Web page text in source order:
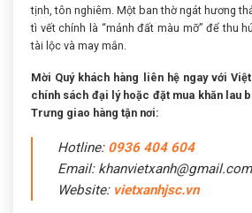
tịnh, tôn nghiêm. Một ban thờ ngát hương
tì vết chính là “mảnh đất màu mỡ” để thu
tài lộc và may mắn.
Mời Quý khách hàng liên hệ ngay với
chính sách đại lý hoặc đặt mua khăn lau
Trưng giao hàng tận nơi:
Hotline: 0936 404 604
Email: khanvietxanh@gmail.com
Website: vietxanhjsc.vn